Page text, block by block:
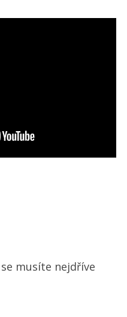
musíte nejdříve